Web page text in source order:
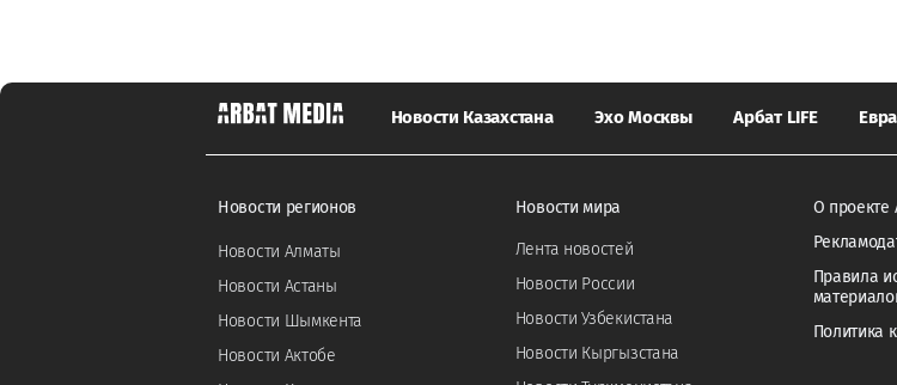
Новости Казахстана Эхо Москвы Арбат LIFE
Новости регионов
Новости Алматы
Новости Астаны
Новости Шымкента
Новости Актобе
Новости мира
Лента новостей
Новости России
Новости Узбекистана
Новости Кыргызстана
О проекте
Правила
Политика